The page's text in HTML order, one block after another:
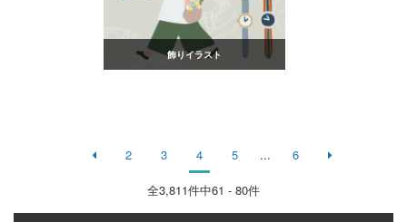
飾りイラスト
2 3 4 5 ... 6
全3,811件中61 - 80件